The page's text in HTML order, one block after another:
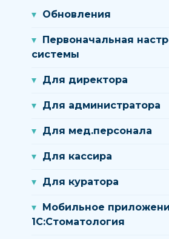
Обновления
Первоначальная
системы
Для директора
Для администратора
Для мед.персонала
Для кассира
Для куратора
Мобильное
1С:Стоматология